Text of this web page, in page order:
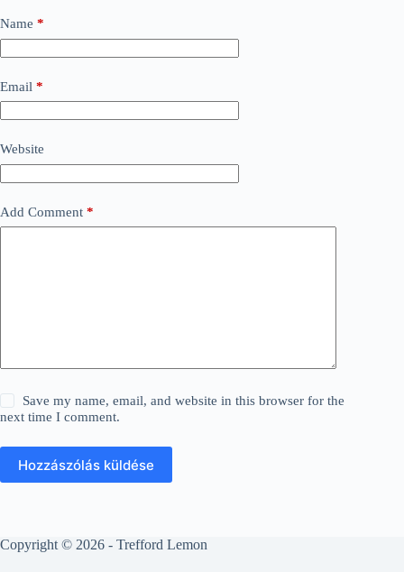
Name *
Email *
Website
Add Comment *
Save my name, email, and website in this browser for the
next time I comment.
Hozzászólás küldése
Copyright © 2026 - Trefford Lemon